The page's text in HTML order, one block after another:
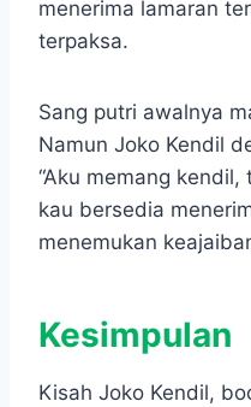
menerima lamaran
terpaksa.
Sang putri awalnya
Namun Joko Kendil
“Aku memang
kau bersedia
menemukan
Kesimpulan
Kisah Joko Kendil,